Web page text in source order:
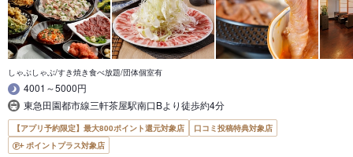
しゃぶしゃぶ/すき焼き食べ放題/団体個室有
4001～5000円
東急田園都市線三軒茶屋駅南口Bより徒歩約4分
【アプリ予約限定】最大800ポイント還元対象店
口コミ投稿特典対象店
ポイントプラス対象店